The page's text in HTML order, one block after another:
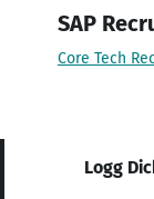
SAP
Core Tech
Logg